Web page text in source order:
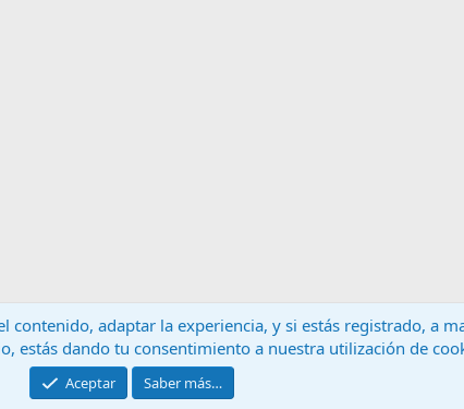
Contáctanos Términos y
platform by XenForo® © 2010-2024 XenForo Ltd.
contenido, adaptar la experiencia, y si estás registrado, a
estás dando tu consentimiento a nuestra utilización de
Aceptar Saber más…